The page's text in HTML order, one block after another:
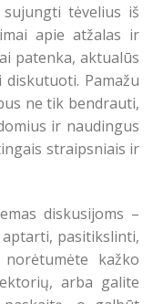
tėvelius iš
apie atžalas ir
patenka, aktualūs
Pamažu
ne tik bendrauti,
ir naudingus
straipsniais ir
diskusijoms –
pasitikslinti,
kažko
arba galite